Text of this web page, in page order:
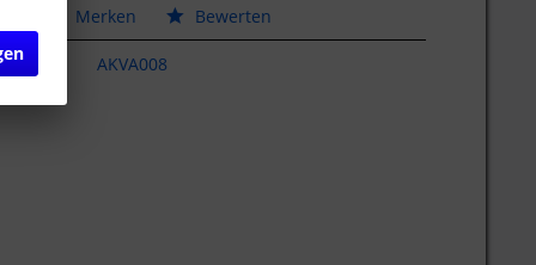
Merken Bewerten
AKVA008